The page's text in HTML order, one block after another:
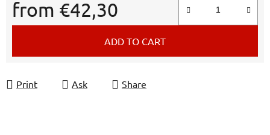
from €42,30
Measure price:
ADD TO CART
Print Ask Share